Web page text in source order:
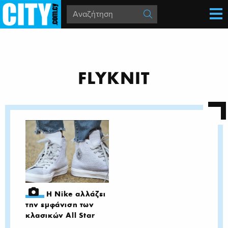
FLYKNIT
Η Nike αλλάζει
την εμφάνιση των
κλασικών All Star